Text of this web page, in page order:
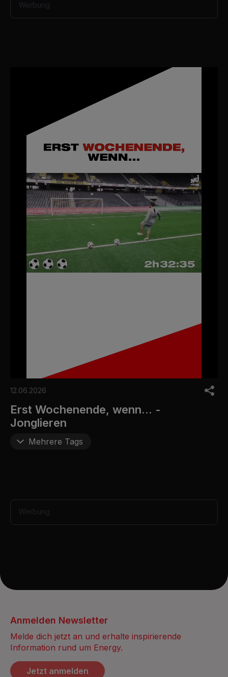
Werbung
o
6
m
i
e
12.06.2026
Erst Wochenende, wenn... -
Jonglieren
Mehrere Tags
Werbung
Anmelden Newsletter
Melde dich jetzt an und erhalte inspirierende
Information rund um Energy.
Jetzt anmelden